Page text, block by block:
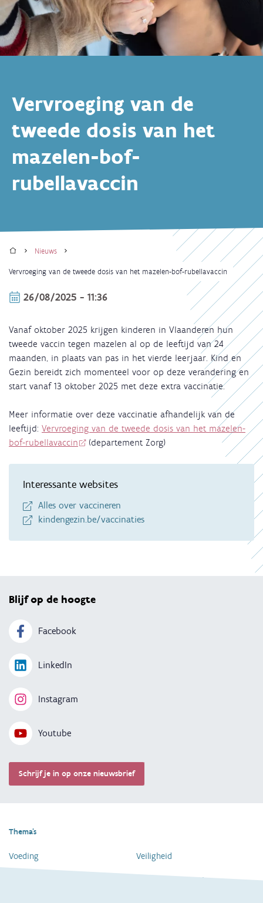
Vervroeging van de
tweede dosis van het
mazelen-bof-
rubellavaccin
Kruimelpad
HomeNieuws
Vervroeging van de tweede dosis van het mazelen-bof-rubellavaccin
26/08/2025 - 11:36
Vanaf oktober 2025 krijgen kinderen in Vlaanderen hun
tweede vaccin tegen mazelen al op de leeftijd van 24
maanden, in plaats van pas in het vierde leerjaar. Kind en
Gezin bereidt zich momenteel voor op deze verandering en
start vanaf 13 oktober 2025 met deze extra vaccinatie.
Meer informatie over deze vaccinatie afhandelijk van de
leeftijd: Vervroeging van de tweede dosis van het mazelen-
bof-rubellavaccin
(departement Zorg)
Interessante websites
Alles over vaccineren
kindengezin.be/vaccinaties
Blijf op de hoogte
Facebook
LinkedIn
Instagram
Youtube
Schrijf je in op onze nieuwsbrief
Thema's
Voeding Veiligheid
Dagelijkse verzorging